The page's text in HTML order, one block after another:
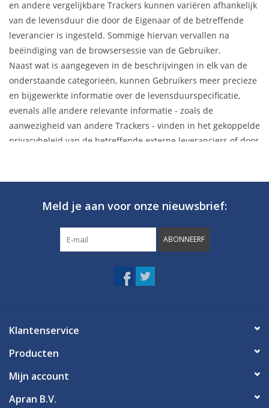
Meld je aan voor onze nieuwsbrief:
ABONNEERF
Klantenservice
Producten
Mijn account
Apran B.V.